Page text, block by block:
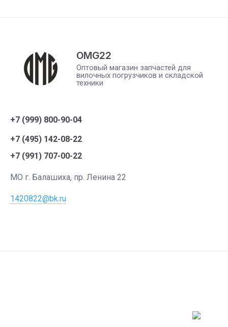
OMG22
Оптовый магазин запчастей для
вилочных погрузчиков и складской
техники
+7 (999) 800-90-04
+7 (495) 142-08-22
+7 (991) 707-00-22
МО г. Балашиха, пр. Ленина 22
1420822@bk.ru